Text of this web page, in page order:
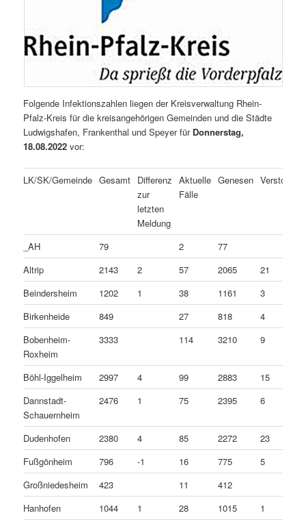
Folgende Infektionszahlen liegen der Kreisverwaltung Rhein-
Pfalz-Kreis für die kreisangehörigen Gemeinden und die Städte
Ludwigshafen, Frankenthal und Speyer für Donnerstag,
18.08.2022vor:
LK/SK/Gemeinde Gesamt Differenz
zur
letzten
Meldung
Aktuelle
Fälle
Genesen Verstorben
_AH 79 2
77
Altrip
2143 2 57 2065
21
Beindersheim
1202 1 38 1161
3
Birkenheide
849 27 818
4
Bobenheim-
Roxheim
3333 114 3210 9
Böhl-Iggelheim 2997 4 99 2883
15
Dannstadt-
Schauernheim
2476 1 75 2395 6
Dudenhofen 2380 4 85 2272
23
Fußgönheim
796 -1 16 775
5
Großniedesheim
423 11
412
Hanhofen
1044 1 28 1015
1